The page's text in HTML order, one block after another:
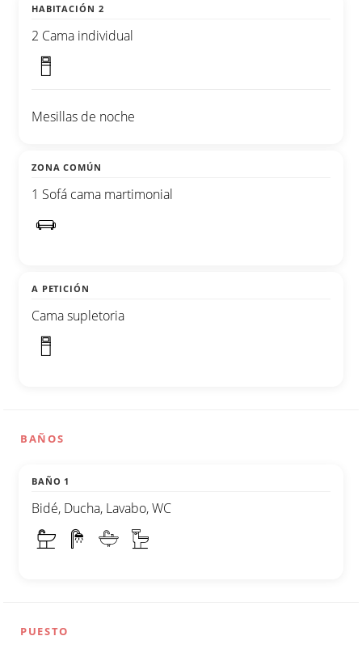
HABITACIÓN 2
2 Cama individual
Mesillas de noche
ZONA COMÚN
1 Sofá cama martimonial
A PETICIÓN
Cama supletoria
BAÑOS
BAÑO 1
Bidé, Ducha, Lavabo, WC
PUESTO